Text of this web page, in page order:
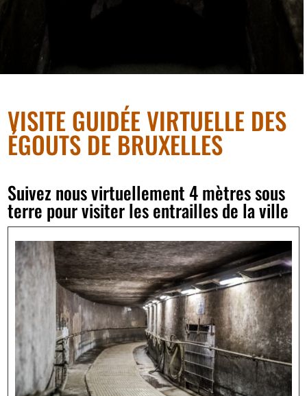
VISITE GUIDÉE VIRTUELLE DES
ÉGOUTS DE BRUXELLES
Suivez nous virtuellement 4 mètres sous
terre pour visiter les entrailles de la ville